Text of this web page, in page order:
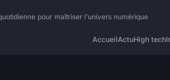
pour maîtriser l'univers numérique
AccueilActuHigh tech